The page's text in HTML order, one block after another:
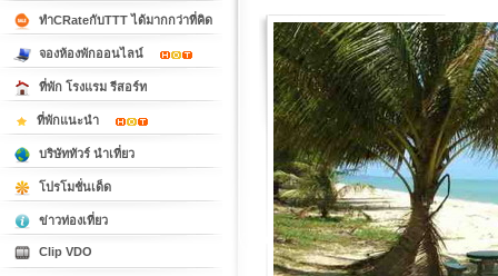
ทำCRateกับTTT ได้มากกว่าที่คิด
จองห้องพักออนไลน์
ที่พัก โรงแรม รีสอร์ท
ที่พักแนะนำ
บริษัททัวร์ นำเที่ยว
โปรโมชั่นเด็ด
ข่าวท่องเที่ยว
Clip VDO